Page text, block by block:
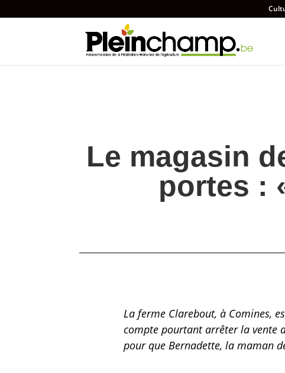
Le magasin
portes :
La ferme Clarebout, à Comines,
compte pourtant arrêter la vente
pour que Bernadette, la maman